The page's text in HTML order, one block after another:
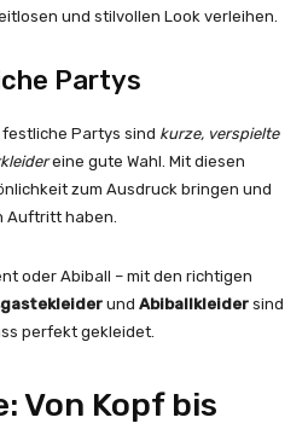
und stilvollen Look verleihen.
Partys
Partys sind kurze, verspielte
eine gute Wahl. Mit diesen
zum Ausdruck bringen und
Auftritt haben.
oder Abiball – mit den richtigen
und Abiballkleider sind
perfekt gekleidet.
Von Kopf bis